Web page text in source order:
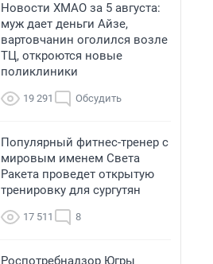
Новости ХМАО за 5 августа:
муж дает деньги Айзе,
вартовчанин оголился возле
ТЦ, откроются новые
поликлиники
19 291 Обсудить
Популярный фитнес-тренер с
мировым именем Света
Ракета проведет открытую
тренировку для сургутян
17 511 8
Роспотребнадзор Югры